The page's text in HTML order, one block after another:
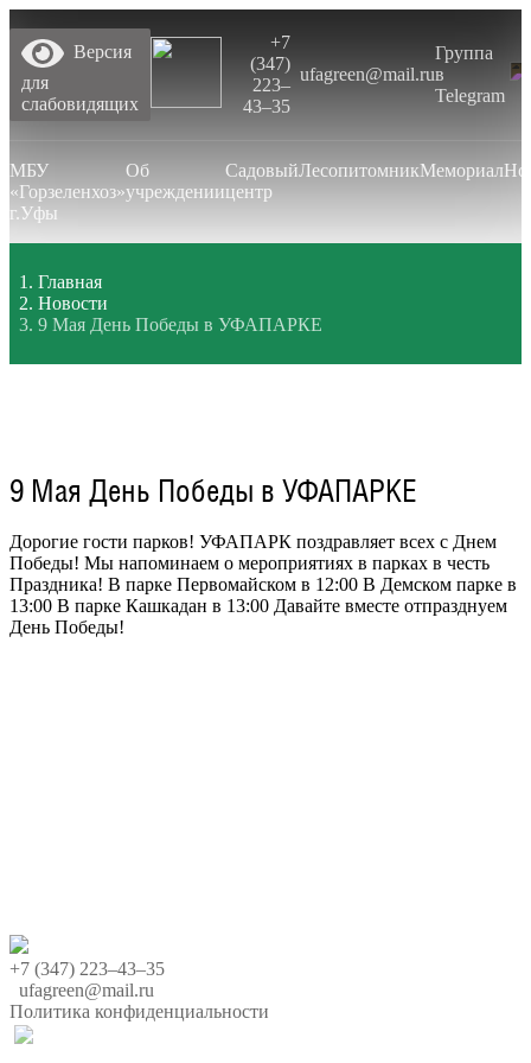
Версия
для
слабовидящих
+7
(347)
223‒
43‒35
ufagreen@mail.ru
Группа
в
Telegram
МБУ
«Горзеленхоз»
г.Уфы
Об
учреждении
Садовый
центр
ЛесопитомникМемориал
Главная
Новости
9 Мая День Победы в УФАПАРКЕ
9 Мая День Победы в УФАПАРКЕ
Дорогие гости парков! УФАПАРК поздравляет всех с Днем
Победы! Мы напоминаем о мероприятиях в парках в честь
Праздника! В парке Первомайском в 12:00 В Демском парке в
13:00 В парке Кашкадан в 13:00 Давайте вместе отпразднуем
День Победы!
+7 (347) 223‒43‒35
ufagreen@mail.ru
Политика конфиденциальности